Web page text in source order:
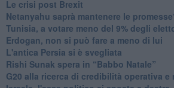
Le crisi post Brexit
Netanyahu saprà mantenere le
Tunisia, a votare meno del 9% degli
Erdogan, non si può fare a meno di lui
L'antica Persia si è svegliata
Rishi Sunak spera in “Babbo Natale”
G20 alla ricerca di credibilità operativa e